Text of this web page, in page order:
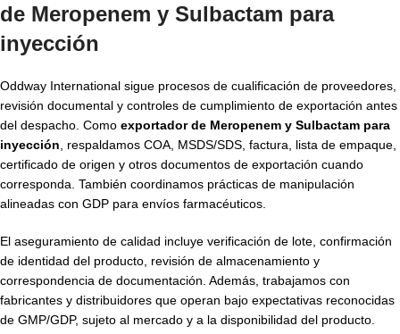
de Meropenem y Sulbactam para
inyección
Oddway International sigue procesos de cualificación de proveedores,
revisión documental y controles de cumplimiento de exportación antes
del despacho. Como exportador de Meropenem y Sulbactam para
inyección , respaldamos COA, MSDS/SDS, factura, lista de empaque,
certificado de origen y otros documentos de exportación cuando
corresponda. También coordinamos prácticas de manipulación
alineadas con GDP para envíos farmacéuticos.
El aseguramiento de calidad incluye verificación de lote, confirmación
de identidad del producto, revisión de almacenamiento y
correspondencia de documentación. Además, trabajamos con
fabricantes y distribuidores que operan bajo expectativas reconocidas
de GMP/GDP, sujeto al mercado y a la disponibilidad del producto.